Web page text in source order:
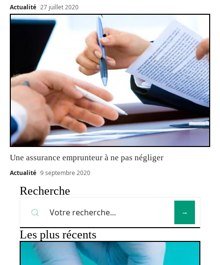
Actualité 27 juillet 2020
Une assurance emprunteur à ne pas négliger
Actualité 9 septembre 2020
Recherche
Les plus récents